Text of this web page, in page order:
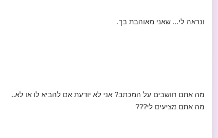
ונראה לי... שאני מאוהבת בך.
מה אתם חושבים על המכתב? אני לא יודעת אם להביא לו או לא..
מה אתם מציעים לי???